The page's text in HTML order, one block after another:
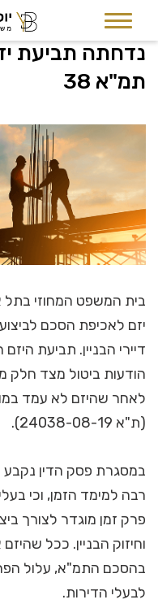
סקירה משפטית
נדחתה תביעת
תמ"א 38
דיירי הבניין. תביעת
הודעות ביטול מצד חלק
לאחר שהיזם לא עמד
(ת"א 24038-08-19).
רבה למימד הזמן, וכי
פרק זמן מוגדר לצורך
וחיזוק הבניין. ככל
בהסכם התמ"א, עלול
לבעלי הדירות.